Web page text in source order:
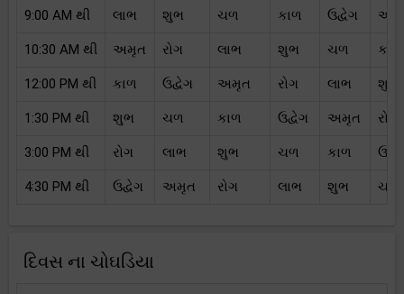
9:00 AM થી લાભ શુભ ચળ કાળ ઉદ્વેગ
10:30 AM થી અમૃત રોગ લાભ શુભ ચળ કાળ
12:00 PM થી કાળ ઉદ્વેગ અમૃત રોગ લાભ શુભ
1:30 PM થી શુભ ચળ કાળ ઉદ્વેગ અમૃત રોગ
3:00 PM થી રોગ લાભ શુભ ચળ કાળ
4:30 PM થી ઉદ્વેગ અમૃત રોગ લાભ શુભ ચળ
દિવસ ના ચોઘડિયા